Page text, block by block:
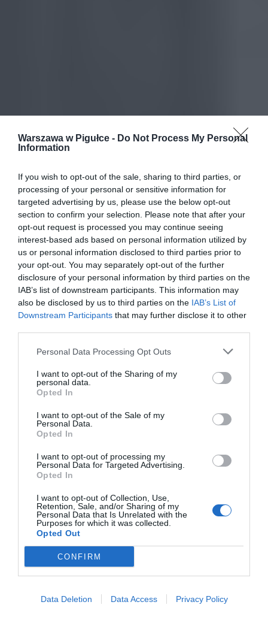
Warszawa w Pigułce - Do Not Process My Personal
Information
If you wish to opt-out of the sale, sharing to third parties, or
processing of your personal or sensitive information for
targeted advertising by us, please use the below opt-out
section to confirm your selection. Please note that after your
opt-out request is processed you may continue seeing
interest-based ads based on personal information utilized by
us or personal information disclosed to third parties prior to
your opt-out. You may separately opt-out of the further
disclosure of your personal information by third parties on the
IAB’s list of downstream participants. This information may
also be disclosed by us to third parties on the IAB’s List of
Downstream Participants that may further disclose it to other
Personal Data Processing Opt Outs
I want to opt-out of the Sharing of my
personal data.
Opted In
I want to opt-out of the Sale of my
Personal Data.
Opted In
I want to opt-out of processing my
Personal Data for Targeted Advertising.
Opted In
I want to opt-out of Collection, Use,
Retention, Sale, and/or Sharing of my
Personal Data that Is Unrelated with the
Purposes for which it was collected.
Opted Out
CONFIRM
Data Deletion Data Access Privacy Policy